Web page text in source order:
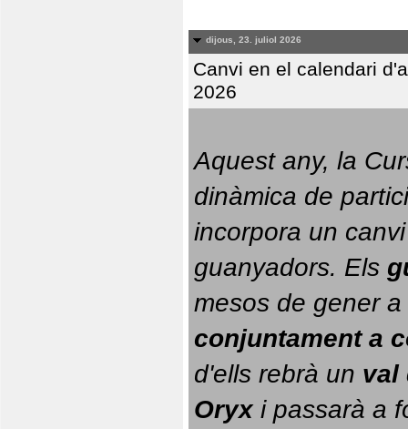
dijous, 23. juliol 2026
Canvi en el calendari
2026
Aquest any, la
dinàmica de
incorpora un
guanyadors. Els
conjuntament a
d'ells rebrà un val
Oryx i passarà a